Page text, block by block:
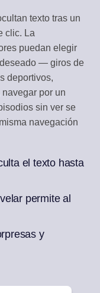
texto tras un
clic. La
puedan elegir
— giros de
deportivos,
por un
sin ver se
navegación
el texto hasta
permite al
y